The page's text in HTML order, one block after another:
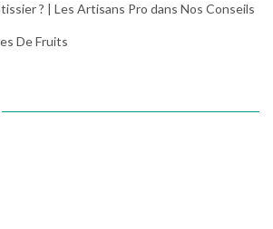
? | Les Artisans Pro dans Nos Conseils
De Fruits